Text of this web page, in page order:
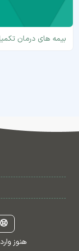
بیمه های درمان
هنوز